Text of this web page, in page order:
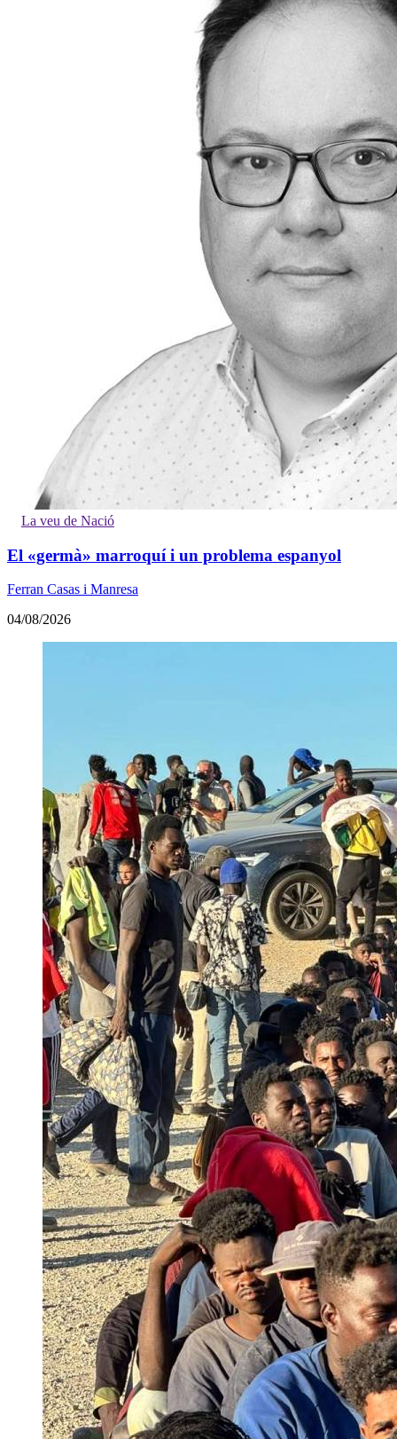
La veu de Nació
El «germà» marroquí i un problema espanyol
Ferran Casas i Manresa
04/08/2026